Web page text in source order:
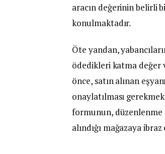
aracın değerinin belirli
konulmaktadır.
Öte yandan,
ödedikleri katma değer
önce, satın alınan
onaylatılması
formunun, düzenlenme
alındığı mağazaya